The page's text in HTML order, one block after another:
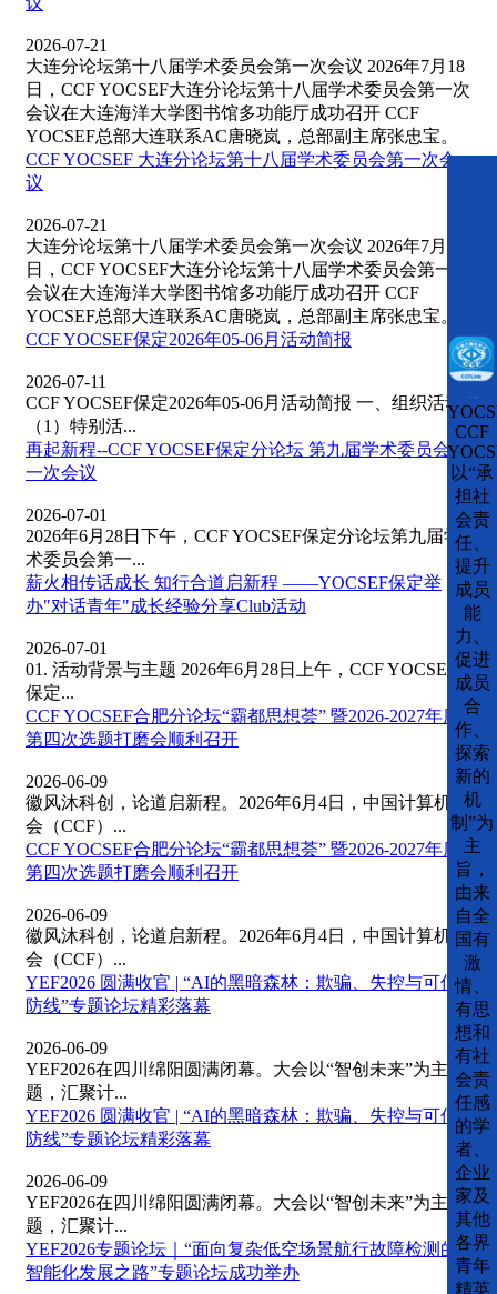
2026-07-21
大连分论坛第十八届学术委员会第一次会议 2026年7月18
日，CCF YOCSEF大连分论坛第十八届学术委员会第一次
会议在大连海洋大学图书馆多功能厅成功召开 CCF
YOCSEF总部大连联系AC唐晓岚，总部副主席张忠宝。
CCF YOCSEF 大连分论坛第十八届学术委员会第一次会
议
2026-07-21
大连分论坛第十八届学术委员会第一次会议 2026年7月18
日，CCF YOCSEF大连分论坛第十八届学术委员会第一次
会议在大连海洋大学图书馆多功能厅成功召开 CCF
YOCSEF总部大连联系AC唐晓岚，总部副主席张忠宝。
CCF YOCSEF保定2026年05-06月活动简报
2026-07-11
CCF YOCSEF保定2026年05-06月活动简报 一、组织活动
（1）特别活...
再起新程--CCF YOCSEF保定分论坛 第九届学术委员会第
一次会议
2026-07-01
2026年6月28日下午，CCF YOCSEF保定分论坛第九届学
术委员会第一...
薪火相传话成长 知行合道启新程 ——YOCSEF保定举
办"对话青年"成长经验分享Club活动
2026-07-01
01. 活动背景与主题 2026年6月28日上午，CCF YOCSEF
保定...
CCF YOCSEF合肥分论坛“霸都思想荟” 暨2026-2027年度
第四次选题打磨会顺利召开
2026-06-09
徽风沐科创，论道启新程。2026年6月4日，中国计算机学
会（CCF）...
CCF YOCSEF合肥分论坛“霸都思想荟” 暨2026-2027年度
第四次选题打磨会顺利召开
2026-06-09
徽风沐科创，论道启新程。2026年6月4日，中国计算机学
会（CCF）...
YEF2026 圆满收官 | “AI的黑暗森林：欺骗、失控与可信
防线”专题论坛精彩落幕
2026-06-09
YEF2026在四川绵阳圆满闭幕。大会以“智创未来”为主
题，汇聚计...
YEF2026 圆满收官 | “AI的黑暗森林：欺骗、失控与可信
防线”专题论坛精彩落幕
2026-06-09
YEF2026在四川绵阳圆满闭幕。大会以“智创未来”为主
题，汇聚计...
YEF2026专题论坛｜“面向复杂低空场景航行故障检测的
智能化发展之路”专题论坛成功举办
CCF
以“承
担社
会责
任、
提升
成员
能
力、
促进
成员
合
作、
探索
新的
机
制”为
主
旨，
由来
自全
国有
激
情、
有思
想和
有社
会责
任感
的学
者、
企业
家及
其他
各界
青年
精英